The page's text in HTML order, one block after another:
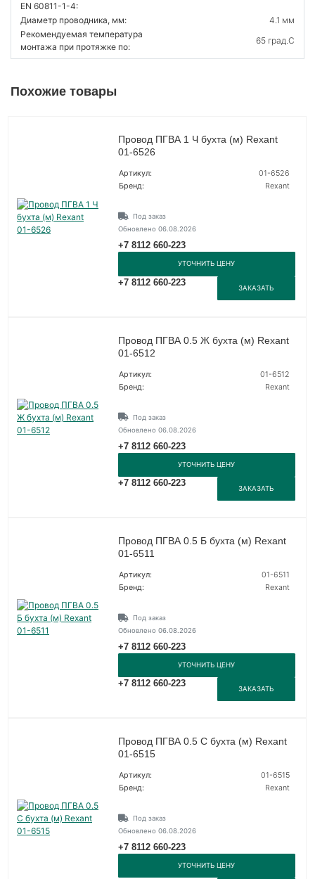
EN 60811-1-4:
Диаметр проводника, мм:
4.1 мм
Рекомендуемая температура
монтажа при протяжке по:
65 град.C
Похожие товары
Провод ПГВА 1 Ч бухта (м) Rexant
01-6526
Артикул:
01-6526
Бренд:
Rexant
Под заказ
Обновлено 06.08.2026
+7 8112 660-223
УТОЧНИТЬ ЦЕНУ
+7 8112 660-223
ЗАКАЗАТЬ
Провод ПГВА 0.5 Ж бухта (м) Rexant
01-6512
Артикул:
01-6512
Бренд:
Rexant
Под заказ
Обновлено 06.08.2026
+7 8112 660-223
УТОЧНИТЬ ЦЕНУ
+7 8112 660-223
ЗАКАЗАТЬ
Провод ПГВА 0.5 Б бухта (м) Rexant
01-6511
Артикул:
01-6511
Бренд:
Rexant
Под заказ
Обновлено 06.08.2026
+7 8112 660-223
УТОЧНИТЬ ЦЕНУ
+7 8112 660-223
ЗАКАЗАТЬ
Провод ПГВА 0.5 С бухта (м) Rexant
01-6515
Артикул:
01-6515
Бренд:
Rexant
Под заказ
Обновлено 06.08.2026
+7 8112 660-223
УТОЧНИТЬ ЦЕНУ